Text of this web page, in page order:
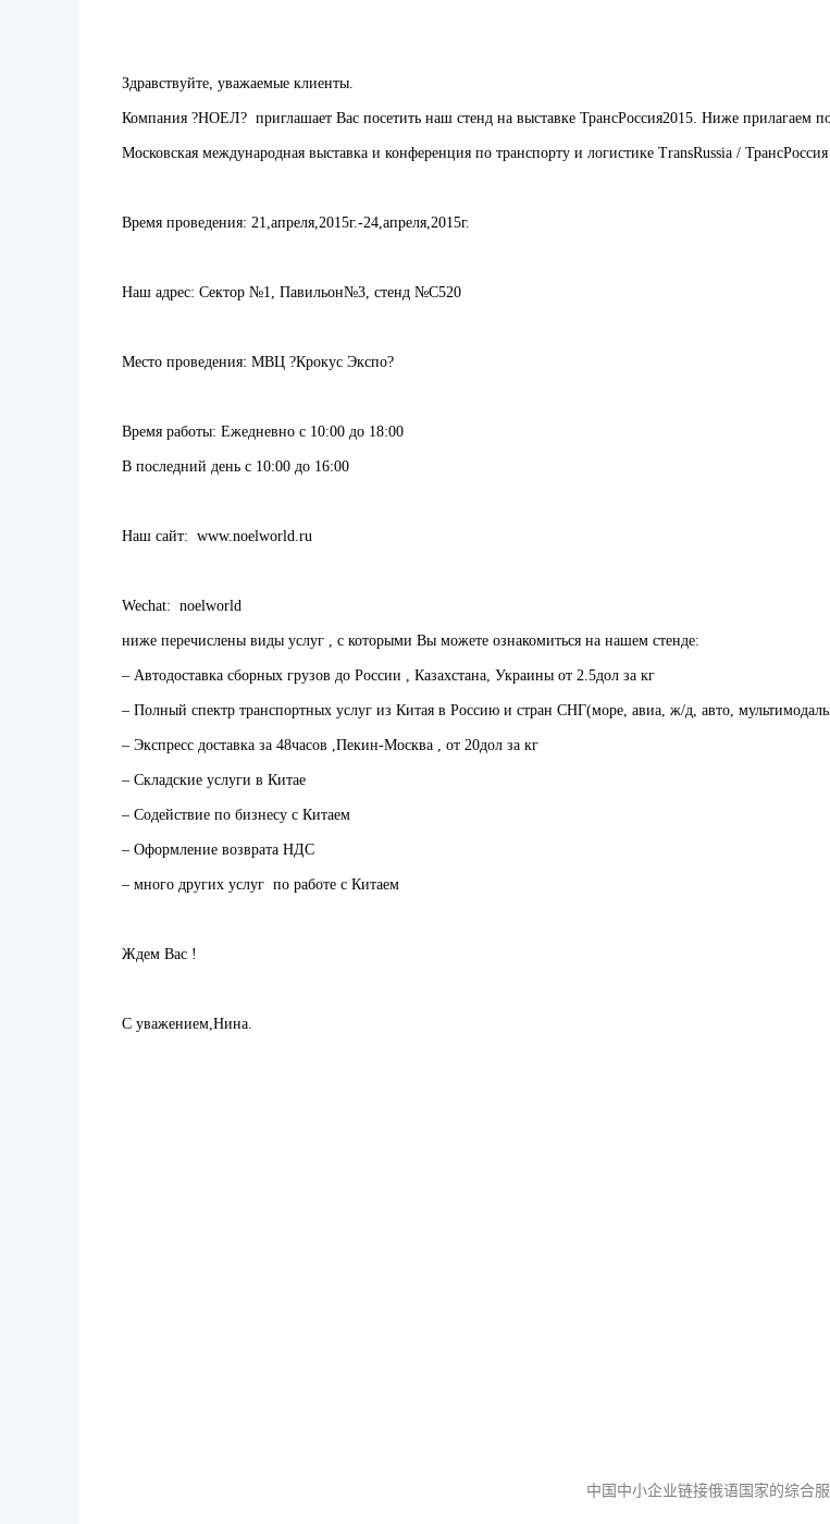
Здравствуйте, уважаемые клиенты.
Компания ?НОЕЛ? приглашает Вас посетить наш стенд на выставке ТрансРоссия2015. Ниже прилагаем
Московская международная выставка и конференция по транспорту и логистике TransRussia /
Время проведения: 21,апреля,2015г.-24,апреля,2015г.
Наш адрес: Сектор №1, Павильон№3, стенд №C520
Место проведения: МВЦ ?Крокус Экспо?
Время работы: Ежедневно с 10:00 до 18:00
В последний день с 10:00 до 16:00
Наш сайт: www.noelworld.ru
Wechat: noelworld
ниже перечислены виды услуг , с которыми Вы можете ознакомиться на нашем стенде:
– Автодоставка сборных грузов до России , Казахстана, Украины от 2.5дол за кг
– Полный спектр транспортных услуг из Китая в Россию и стран СНГ(море, авиа, ж/д, авто,
– Экспресс доставка за 48часов ,Пекин-Москва , от 20дол за кг
– Складские услуги в Китае
– Содействие по бизнесу с Китаем
– Оформление возврата НДС
– много других услуг по работе с Китаем
Ждем Вас !
С уважением,Нина.
中国中小企业链接俄语国家的综合